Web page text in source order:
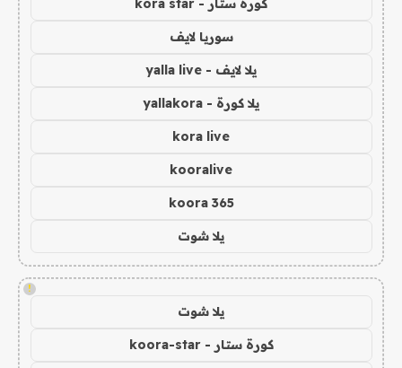
سوريا لايف
يلا لايف - yalla live
يلا كورة - yallakora
kora live
kooralive
koora 365
يلا شوت
!
يلا شوت
كورة ستار - koora-star